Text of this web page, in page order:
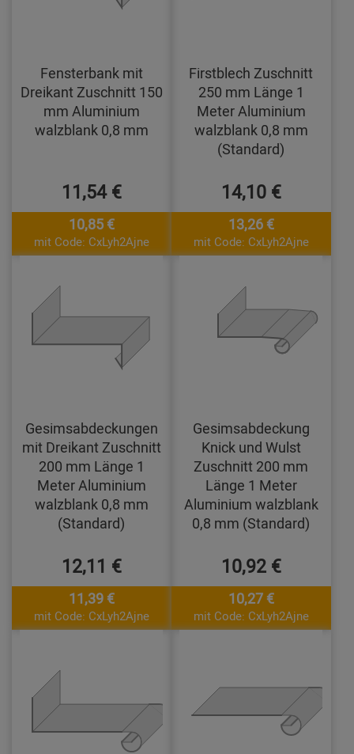
Fensterbank mit
Dreikant Zuschnitt 150
mm Aluminium
walzblank 0,8 mm
11,54 €
10,85 €
mit Code: CxLyh2Ajne
Firstblech Zuschnitt
250 mm Länge 1
Meter Aluminium
walzblank 0,8 mm
(Standard)
14,10 €
13,26 €
mit Code: CxLyh2Ajne
Gesimsabdeckungen
mit Dreikant Zuschnitt
200 mm Länge 1
Meter Aluminium
walzblank 0,8 mm
(Standard)
12,11 €
11,39 €
mit Code: CxLyh2Ajne
Gesimsabdeckung
Knick und Wulst
Zuschnitt 200 mm
Länge 1 Meter
Aluminium walzblank
0,8 mm (Standard)
10,92 €
10,27 €
mit Code: CxLyh2Ajne